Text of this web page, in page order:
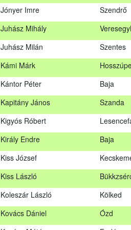
Jónyer Imre
Szendrő
Juhász Mihály
Juhász Milán
Szentes
Kámi Márk
Kántor Péter
Baja
Kapitány János
Szanda
Kigyós Róbert
Király Endre
Baja
Kiss József
Kiss László
Koleszár László
Kölked
Kovács Dániel
Ózd
Janik Gergely Kálmán
Jónyer Imre
Szendrő
Juhász Mihály
Juhász Milán
Szentes
Kámi Márk
Kántor Péter
Baja
Kapitány János
Szanda
Kigyós Róbert
Király Endre
Baja
Kiss József
Kiss László
Bükkzsérc
Koleszár László
Kölked